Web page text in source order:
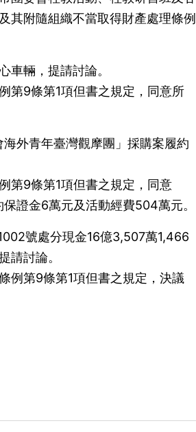
其附隨組織不當取得財產處理條例
車輛，提請討論。
第9條第1項但書之規定，同意所
外青年臺灣觀摩團」採購案履約
第9條第1項但書之規定，同意
證金6萬元及活動經費504萬元。
號處分現金16億3,507萬1,466
請討論。
例第9條第1項但書之規定，決議